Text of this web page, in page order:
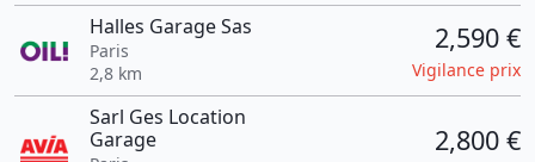
Halles Garage Sas
Paris
2,8 km
2,590 €
Vigilance prix
Sarl Ges Location
Garage
2,800 €